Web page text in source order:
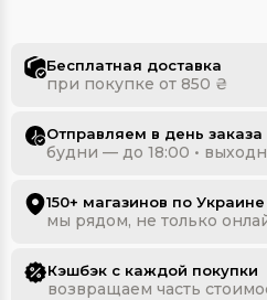
Бесплатная доставка
при покупке от 850 ₴
Отправляем в день заказа
будни — до 18:00 •
150+ магазинов по Украине
мы рядом, не только
Кэшбэк с каждой покупки
возвращаем часть